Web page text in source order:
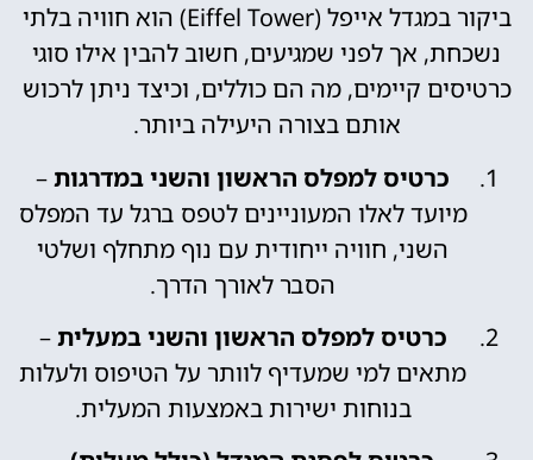
ביקור במגדל אייפל (Eiffel Tower) הוא חוויה בלתי
נשכחת, אך לפני שמגיעים, חשוב להבין אילו סוגי
כרטיסים קיימים, מה הם כוללים, וכיצד ניתן לרכוש
אותם בצורה היעילה ביותר.
כרטיס למפלס הראשון והשני במדרגות–
מיועד לאלו המעוניינים לטפס ברגל עד המפלס
השני, חוויה ייחודית עם נוף מתחלף ושלטי
הסבר לאורך הדרך.
כרטיס למפלס הראשון והשני במעלית–
מתאים למי שמעדיף לוותר על הטיפוס ולעלות
בנוחות ישירות באמצעות המעלית.